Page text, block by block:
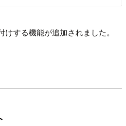
する機能が追加されました。